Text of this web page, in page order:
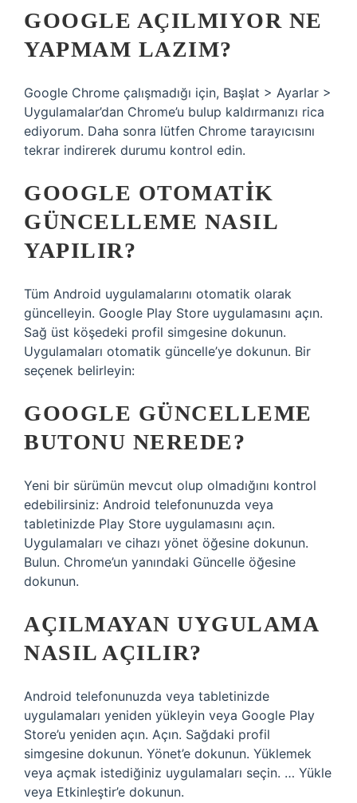
GOOGLE AÇILMIYOR NE
YAPMAM LAZIM?
Google Chrome çalışmadığı için, Başlat > Ayarlar >
Uygulamalar’dan Chrome’u bulup kaldırmanızı rica
ediyorum. Daha sonra lütfen Chrome tarayıcısını
tekrar indirerek durumu kontrol edin.
GOOGLE OTOMATIK
GÜNCELLEME NASIL
YAPILIR?
Tüm Android uygulamalarını otomatik olarak
güncelleyin. Google Play Store uygulamasını açın.
Sağ üst köşedeki profil simgesine dokunun.
Uygulamaları otomatik güncelle’ye dokunun. Bir
seçenek belirleyin:
GOOGLE GÜNCELLEME
BUTONU NEREDE?
Yeni bir sürümün mevcut olup olmadığını kontrol
edebilirsiniz: Android telefonunuzda veya
tabletinizde Play Store uygulamasını açın.
Uygulamaları ve cihazı yönet öğesine dokunun.
Bulun. Chrome’un yanındaki Güncelle öğesine
dokunun.
AÇILMAYAN UYGULAMA
NASIL AÇILIR?
Android telefonunuzda veya tabletinizde
uygulamaları yeniden yükleyin veya Google Play
Store’u yeniden açın. Açın. Sağdaki profil
simgesine dokunun. Yönet’e dokunun. Yüklemek
veya açmak istediğiniz uygulamaları seçin. … Yükle
veya Etkinleştir’e dokunun.